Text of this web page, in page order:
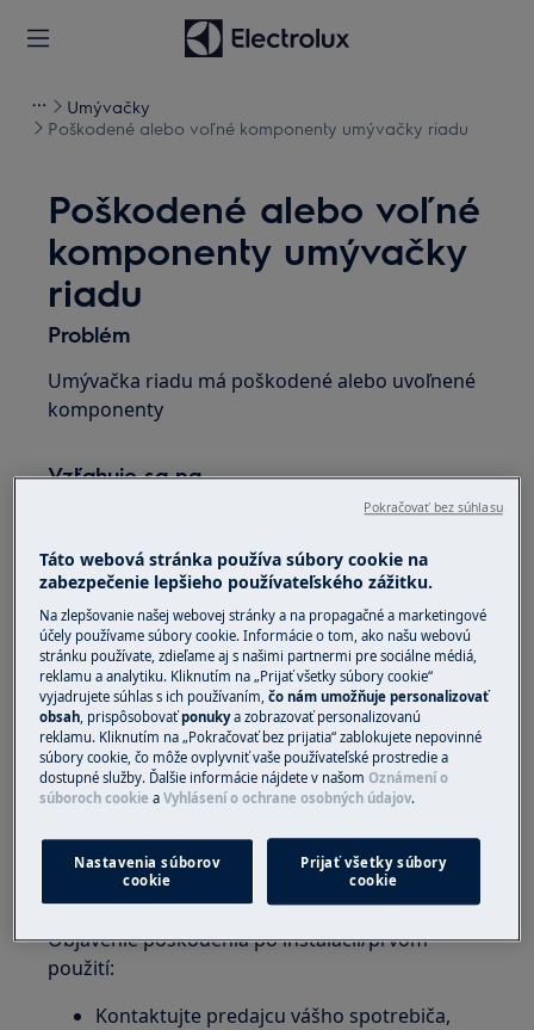
Umývačky
Poškodené alebo voľné komponenty umývačky riadu
Poškodené alebo voľné
komponenty umývačky
riadu
Problém
Umývačka riadu má poškodené alebo uvoľnené
komponenty
Vzťahuje sa na
zabudovateľné umývačky riadu
Riešenie
Objavenie poškodenia pri rozbaľovaní
spotrebiča:
Spotrebič sa nepokúšajte zapojiť alebo používať.
Okamžite kontaktujte predajcu vášho
spotrebiča a oznámte mu, že sa spotrebič
poškodil v priebehu dodania. Telefónne
číslo predajcu nájdete na faktúre alebo
Objavenie poškodenia po inštalácii/prvom
použití:
Kontaktujte predajcu vášho spotrebiča,
Táto webová stránka používa súbory cookie na
zabezpečenie lepšieho používateľského zážitku.
Na zlepšovanie našej webovej stránky a na propagačné a marketingové
účely používame súbory cookie. Informácie o tom, ako našu webovú
stránku používate, zdieľame aj s našimi partnermi pre sociálne médiá,
reklamu a analytiku. Kliknutím na „Prijať všetky súbory cookie“
vyjadrujete súhlas s ich používaním,čo nám umožňuje personalizovať
obsah, prispôsobovaťponukya zobrazovať personalizovanú
reklamu. Kliknutím na „Pokračovať bez prijatia“ zablokujete nepovinné
súbory cookie, čo môže ovplyvniť vaše používateľské prostredie a
dostupné služby. Ďalšie informácie nájdete v našomOznámení o
súboroch cookie aVyhlásení o ochrane osobných údajov.
Nastavenia súborov
cookie
Prijať všetky súbory
cookie
Pokračovať bez súhlasu